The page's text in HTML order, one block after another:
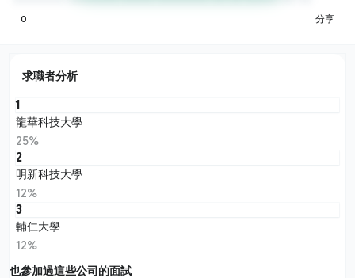
0 分享
求職者分析
1
龍華科技大學
25%
2
明新科技大學
12%
3
輔仁大學
12%
也參加過這些公司的面試